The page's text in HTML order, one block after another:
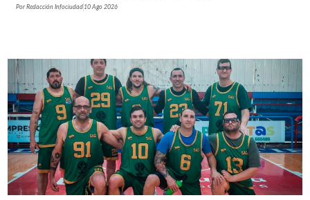
PorRedacción Infociudad 10 Ago 2026